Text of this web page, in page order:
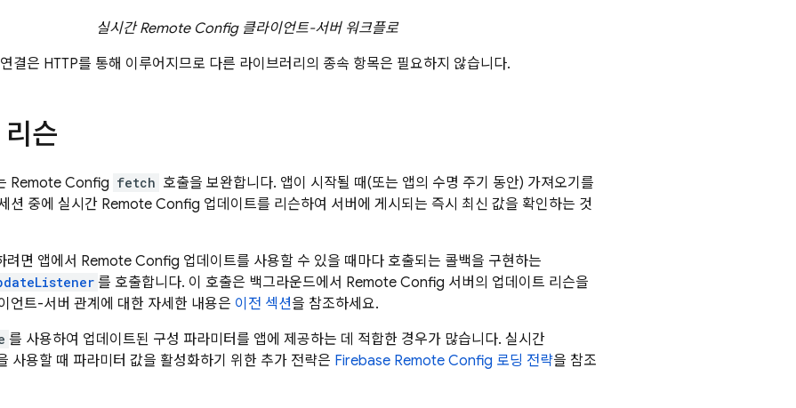
실시간Remote Config클라이언트-서버 워크플로
결은 HTTP를 통해 이루어지므로 다른 라이브러리의 종속 항목은 필요하지 않습니다.
슨
Remote Config fetch 호출을 보완합니다. 앱이 시작될 때(또는 앱의 수명 주기 동안) 가져오기를
션 중에 실시간 Remote Config 업데이트를 리슨하여 서버에 게시되는 즉시 최신 값을 확인하는 것
려면 앱에서 Remote Config 업데이트를 사용할 수 있을 때마다 호출되는 콜백을 구현하는
를 호출합니다. 이 호출은 백그라운드에서 Remote Config 서버의 업데이트 리슨을
언트-서버 관계에 대한 자세한 내용은 이전 섹션을 참조하세요.
를 사용하여 업데이트된 구성 파라미터를 앱에 제공하는 데 적합한 경우가 많습니다. 실시간
사용할 때 파라미터 값을 활성화하기 위한 추가 전략은 Firebase Remote Config 로딩 전략을 참조